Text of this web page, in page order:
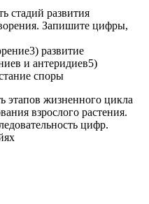
стадий развития
Запишите цифры,
развитие
и антеридиев5)
споры
этапов жизненного цикла
взрослого растения.
цифр.